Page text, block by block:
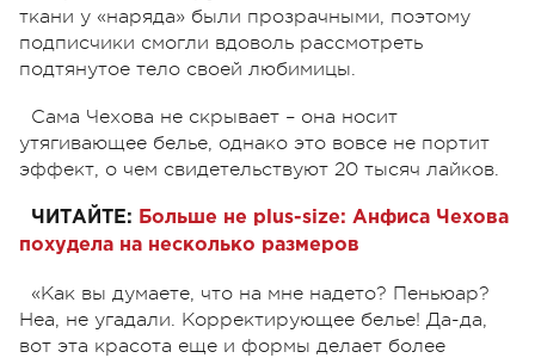
ткани у «наряда» были прозрачными, поэтому
подписчики смогли вдоволь рассмотреть
подтянутое тело своей любимицы.
Сама Чехова не скрывает – она носит
утягивающее белье, однако это вовсе не портит
эффект, о чем свидетельствуют 20 тысяч лайков.
ЧИТАЙТЕ: Больше не plus-size: Анфиса Чехова
похудела на несколько размеров
«Как вы думаете, что на мне надето? Пеньюар?
Неа, не угадали. Корректирующее белье! Да-да,
вот эта красота еще и формы делает более